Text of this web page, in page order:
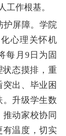
工作根基。
护屏障。学院
心理关怀机
每月 9日为固
状态摸排，重
出、毕业困
升级学生数
动家校协同
有温度，切实